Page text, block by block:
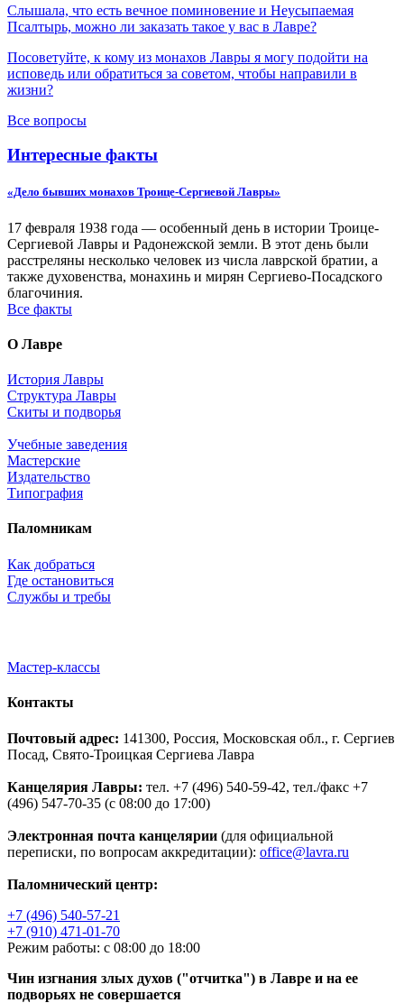
Слышала, что есть вечное поминовение и Неусыпаемая
Псалтырь, можно ли заказать такое у вас в Лавре?
Посоветуйте, к кому из монахов Лавры я могу подойти на
исповедь или обратиться за советом, чтобы направили в
жизни?
Все вопросы
Интересные факты
«Дело бывших монахов Троице-Сергиевой Лавры»
17 февраля 1938 года — особенный день в истории Троице-
Сергиевой Лавры и Радонежской земли. В этот день были
расстреляны несколько человек из числа лаврской братии, а
также духовенства, монахинь и мирян Сергиево-Посадского
благочиния.
Все факты
О Лавре
История Лавры
Структура Лавры
Скиты и подворья
Учебные заведения
Мастерские
Издательство
Типография
Паломникам
Как добраться
Где остановиться
Службы и требы
Мастер-классы
Контакты
Почтовый адрес: 141300, Россия, Московская обл., г. Сергиев
Посад, Свято-Троицкая Сергиева Лавра
Канцелярия Лавры: тел. +7 (496) 540-59-42, тел./факс +7
(496) 547-70-35 (с 08:00 до 17:00)
Электронная почта канцелярии (для официальной
переписки, по вопросам аккредитации): office@lavra.ru
Паломнический центр:
+7 (496) 540-57-21
+7 (910) 471-01-70
Режим работы: с 08:00 до 18:00
Чин изгнания злых духов ("отчитка") в Лавре и на ее
подворьях не совершается